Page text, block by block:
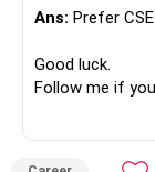
At your age,
» Manufacturing
– Axis
Ans: Prefer
Good luck.
Follow me if